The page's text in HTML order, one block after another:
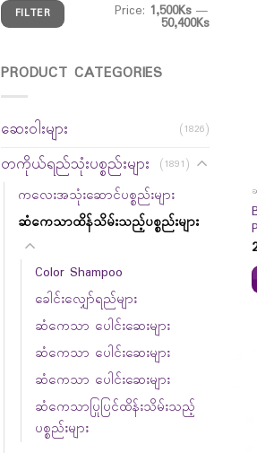
FILTER Price: 1,500Ks—
50,400Ks
PRODUCT CATEGORIES
ဆေးဝါးများ (1826)
တကိုယ်ရည်သုံးပစ္စည်းများ (1891)
ကလေးအသုံးဆောင်ပစ္စည်းများ
ဆံကေသာထိန်သိမ်းသည့်ပစ္စည်းများ
Color Shampoo
ခေါင်းလျှော်ရည်များ
ဆံကေသာ ပေါင်းဆေးများ
ဆံကေသာ ပေါင်းဆေးများ
ဆံကေသာ ပေါင်းဆေးများ
ဆံကေသာပြုပြင်ထိန်းသိမ်းသည့်
ပစ္စည်းများ